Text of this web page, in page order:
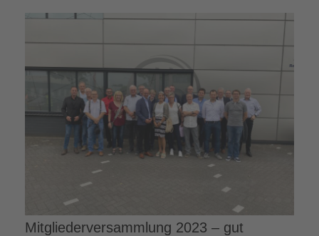
Mitgliederversammlung 2023 – gut